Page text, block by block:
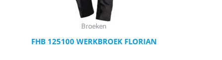
Broeken
FHB 125100 WERKBROEK FLORIAN
gekozen
worden